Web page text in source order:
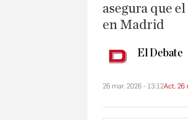
asegura que
en Madrid
El Debate
26 mar. 2026 - 13:12Act. 26